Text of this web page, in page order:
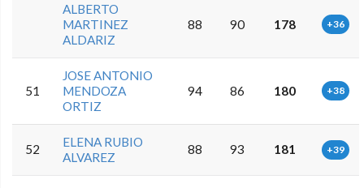
ALBERTO
MARTINEZ
ALDARIZ
88 90 178 +36
51
JOSE ANTONIO
MENDOZA
ORTIZ
94 86 180 +38
52
ELENA RUBIO
ALVAREZ
88 93 181 +39